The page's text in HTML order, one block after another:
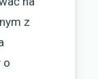
z
o